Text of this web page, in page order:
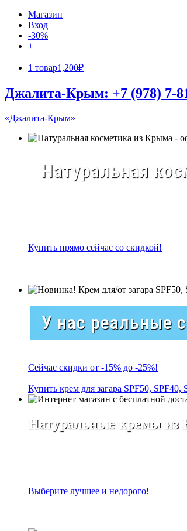
Магазин
Вход
-30%
+
1 товар1,200₽
Джалита-Крым: +7 (978) 7-
«Джалита-Крым»
Натуральная
Купить прямо сейчас со скидкой!
У нас реальные
Сейчас скидки от -15% до -25%!
Купить крем для загара SPF50, SPF40,
Натуральные кремы из
Выберите лучшее и недорого!